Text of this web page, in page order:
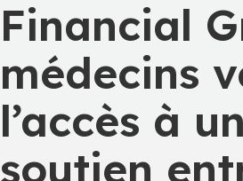
Financial
médecins
l’accès à
soutien